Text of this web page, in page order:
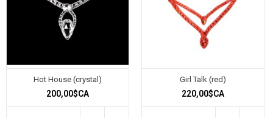
Hot House (crystal)
200,00$CA
Girl Talk (red)
220,00$CA